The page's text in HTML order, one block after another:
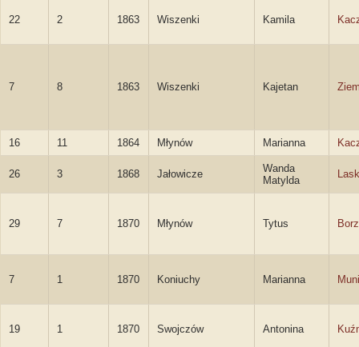
22 2 1863 Wiszenki Kamila
7 8 1863 Wiszenki Kajetan
16 11 1864 Młynów Marianna
26 3 1868 Jałowicze
Wanda
Matylda
29 7 1870 Młynów Tytus
7 1 1870 Koniuchy Marianna
19 1 1870 Swojczów Antonina